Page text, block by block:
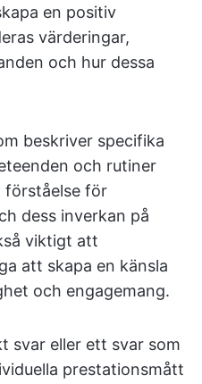
en positiv
värderingar,
och hur dessa
beskriver specifika
och rutiner
förståelse för
dess inverkan på
viktigt att
att skapa en känsla
och engagemang.
svar eller ett svar som
prestationsmått